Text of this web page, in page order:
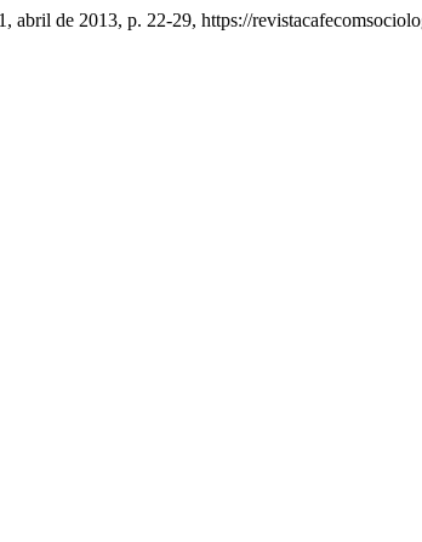
abril de 2013, p. 22-29, https://